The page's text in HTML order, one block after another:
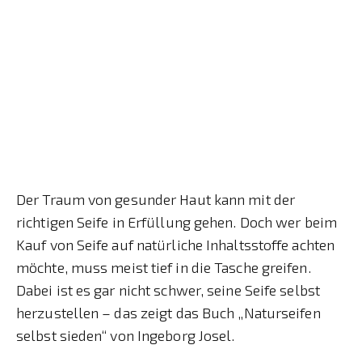
Der Traum von gesunder Haut kann mit der
richtigen Seife in Erfüllung gehen. Doch wer beim
Kauf von Seife auf natürliche Inhaltsstoffe achten
möchte, muss meist tief in die Tasche greifen.
Dabei ist es gar nicht schwer, seine Seife selbst
herzustellen – das zeigt das Buch „Naturseifen
selbst sieden“ von Ingeborg Josel.